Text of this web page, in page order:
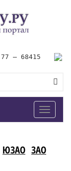
– 68415
Toggle
ЮЗАО ЗАО